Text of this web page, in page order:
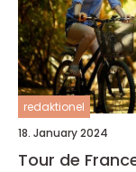
redaktionel
18. January 2024
Tour de